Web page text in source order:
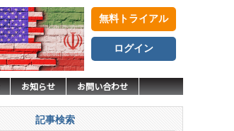
無料トライアル
ログイン
お知らせ お問い合わせ
記事検索